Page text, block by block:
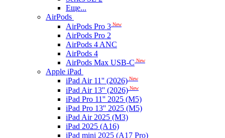
Еще...
AirPods
AirPods Pro 3 New
AirPods Pro 2
AirPods 4 ANC
AirPods 4
AirPods Max USB-C New
Apple iPad
iPad Air 11'' (2026) New
iPad Air 13'' (2026) New
iPad Pro 11'' 2025 (M5)
iPad Pro 13'' 2025 (M5)
iPad Air 2025 (M3)
iPad 2025 (A16)
iPad mini 2025 (A17 Pro)